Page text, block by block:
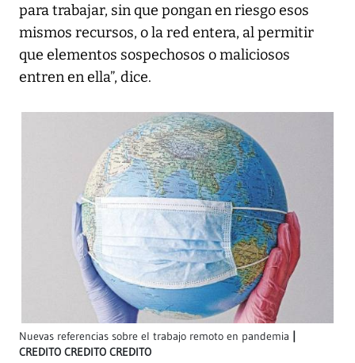
para trabajar, sin que pongan en riesgo esos
mismos recursos, o la red entera, al permitir
que elementos sospechosos o maliciosos
entren en ella”, dice.
Nuevas referencias sobre el trabajo remoto en pandemia
CREDITO CREDITO CREDITO